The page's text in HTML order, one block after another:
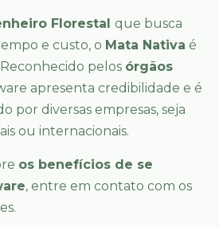
Florestal que busca
e custo, o Mata Nativa é
pelos órgãos
apresenta credibilidade e é
por diversas empresas, seja
ou internacionais.
os benefícios de se
, entre em contato com os